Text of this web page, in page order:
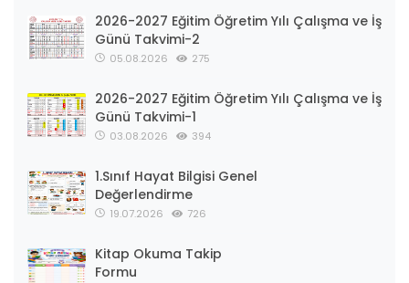
2026-2027 Eğitim Öğretim Yılı Çalışma ve İş
Günü Takvimi-2
05.08.2026 275
2026-2027 Eğitim Öğretim Yılı Çalışma ve İş
Günü Takvimi-1
03.08.2026 394
1.Sınıf Hayat Bilgisi Genel
Değerlendirme
19.07.2026 726
Kitap Okuma Takip
Formu